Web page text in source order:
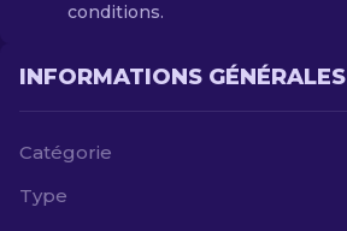
conditions.
INFORMATIONS GÉNÉRALES
Catégorie
Type